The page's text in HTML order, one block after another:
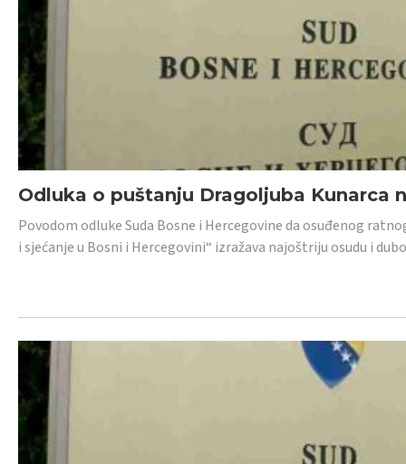
Odluka o puštanju Dragoljuba Kunarca
Povodom odluke Suda Bosne i Hercegovine da osuđenog
i sjećanje u Bosni i Hercegovini“ izražava najoštriju osudu i